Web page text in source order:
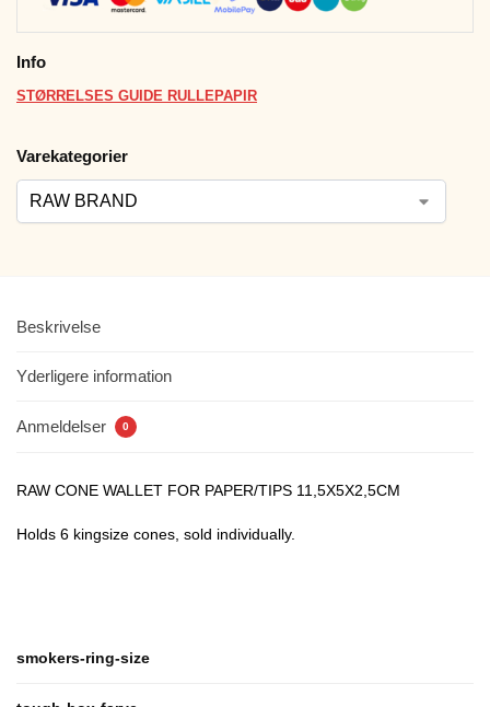
Info
STØRRELSES GUIDE RULLEPAPIR
Varekategorier
Beskrivelse
Yderligere information
Anmeldelser 0
RAW CONE WALLET FOR PAPER/TIPS 11,5X5X2,5CM
Holds 6 kingsize cones, sold individually.
smokers-ring-size